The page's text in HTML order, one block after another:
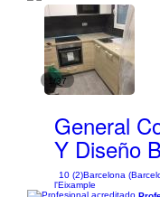
1/37
General
Y Diseño
10 (2)Barcelona
l'Eixample